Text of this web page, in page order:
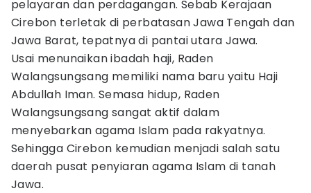
pelayaran dan perdagangan. Sebab Kerajaan
Cirebon terletak di perbatasan Jawa Tengah dan
Jawa Barat, tepatnya di pantai utara Jawa.
Usai menunaikan ibadah haji, Raden
Walangsungsang memiliki nama baru yaitu Haji
Abdullah Iman. Semasa hidup, Raden
Walangsungsang sangat aktif dalam
menyebarkan agama Islam pada rakyatnya.
Sehingga Cirebon kemudian menjadi salah satu
daerah pusat penyiaran agama Islam di tanah
Jawa.